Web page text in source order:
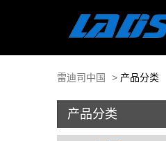
雷迪司中国 > 产品分类
产品分类